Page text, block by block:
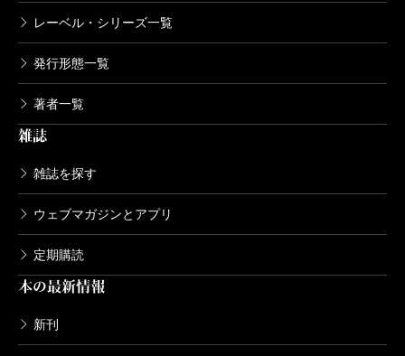
レーベル・シリーズ一覧
発行形態一覧
著者一覧
雑誌
雑誌を探す
ウェブマガジンとアプリ
定期購読
本の最新情報
新刊